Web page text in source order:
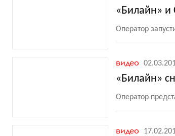
«Билайн» и
Оператор
видео
«Билайн»
Оператор
видео